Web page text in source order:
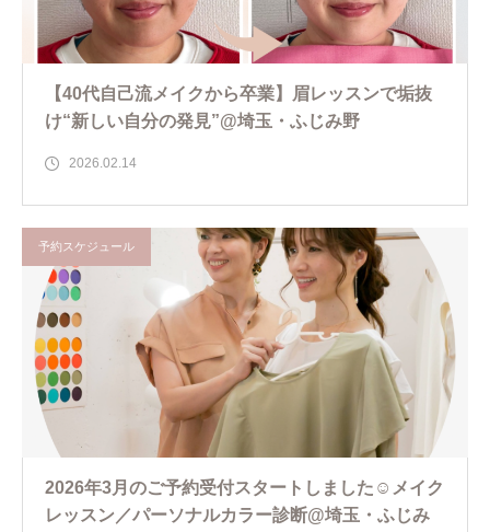
【40代自己流メイクから卒業】眉レッスンで垢抜
け“新しい自分の発見”@埼玉・ふじみ野
2026.02.14
予約スケジュール
2026年3月のご予約受付スタートしました☺️メイク
レッスン／パーソナルカラー診断@埼玉・ふじみ